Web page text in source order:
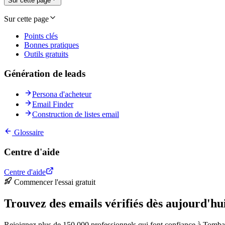
Sur cette page
Points clés
Bonnes pratiques
Outils gratuits
Génération de leads
Persona d'acheteur
Email Finder
Construction de listes email
Glossaire
Centre d'aide
Centre d'aide
Commencer l'essai gratuit
Trouvez des emails vérifiés dès